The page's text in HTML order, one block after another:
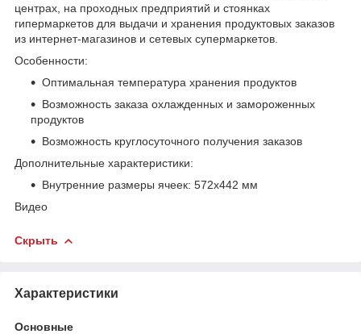
центрах, на проходных предприятий и стоянках
гипермаркетов для выдачи и хранения продуктовых заказов
из интернет-магазинов и сетевых супермаркетов.
Особенности:
Оптимальная температура хранения продуктов
Возможность заказа охлажденных и замороженных
продуктов
Возможность круглосуточного получения заказов
Дополнительные характеристики:
Внутренние размеры ячеек: 572х442 мм
Видео
Скрыть
Характеристики
Основные